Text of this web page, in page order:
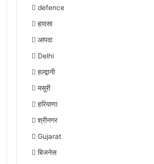
defence
हादसा
आपदा
Delhi
हल्द्वानी
मसूरी
हरियाणा
श्रीनगर
Gujarat
बिजनेस